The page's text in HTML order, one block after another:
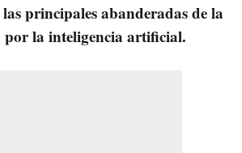
las principales abanderadas de la
la inteligencia artificial.